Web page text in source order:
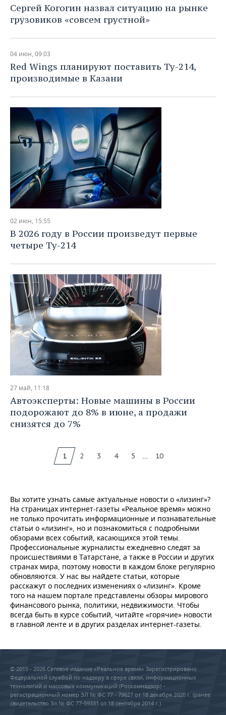
Сергей Когогин назвал ситуацию на рынке
грузовиков «совсем грустной»
04 июн, 09:03
Red Wings планируют поставить Ту-214,
производимые в Казани
02 июн, 15:55
В 2026 году в России произведут первые
четыре Ту-214
27 май, 11:18
Автоэксперты: Новые машины в России
подорожают до 8% в июне, а продажи
снизятся до 7%
1 2 3 4 5 ... 10
Вы хотите узнать самые актуальные новости о «лизинг»?
На страницах интернет-газеты «Реальное время» можно
не только прочитать информационные и познавательные
статьи о «лизинг», но и познакомиться с подробными
обзорами всех событий, касающихся этой темы.
Профессиональные журналисты ежедневно следят за
происшествиями в Татарстане, а также в России и других
странах мира, поэтому новости в каждом блоке регулярно
обновляются. У нас вы найдете статьи, которые
расскажут о последних изменениях о «лизинг». Кроме
того на нашем портале представлены обзоры мирового
финансового рынка, политики, недвижимости. Чтобы
всегда быть в курсе событий, читайте «горячие» новости
в главной ленте и в других разделах интернет-газеты.
© 2015 - 2026 Сетевое издание «Реальное время» Зарегистрировано
Федеральной службой по надзору в сфере связи, информационных
технологий и массовых коммуникаций (Роскомнадзор) –
регистрационный номер ЭЛ № ФС 77 - 79627 от 18 декабря 2020 г. (ранее
свидетельство Эл № ФС 77-59331 от 18 сентября 2014 г.)